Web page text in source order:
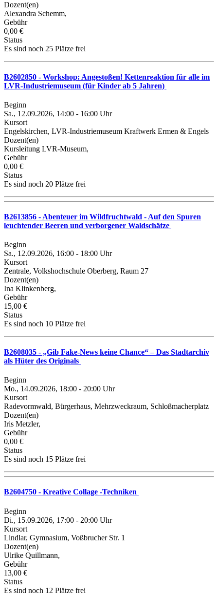
Dozent(en)
Alexandra Schemm,
Gebühr
0,00 €
Status
Es sind noch 25 Plätze frei
B2602850 - Workshop: Angestoßen! Kettenreaktion für alle im
LVR-Industriemuseum (für Kinder ab 5 Jahren)
Beginn
Sa., 12.09.2026, 14:00 - 16:00 Uhr
Kursort
Engelskirchen, LVR-Industriemuseum Kraftwerk Ermen & Engels
Dozent(en)
Kursleitung LVR-Museum,
Gebühr
0,00 €
Status
Es sind noch 20 Plätze frei
B2613856 - Abenteuer im Wildfruchtwald - Auf den Spuren
leuchtender Beeren und verborgener Waldschätze
Beginn
Sa., 12.09.2026, 16:00 - 18:00 Uhr
Kursort
Zentrale, Volkshochschule Oberberg, Raum 27
Dozent(en)
Ina Klinkenberg,
Gebühr
15,00 €
Status
Es sind noch 10 Plätze frei
B2608035 - „Gib Fake-News keine Chance“ – Das Stadtarchiv
als Hüter des Originals
Beginn
Mo., 14.09.2026, 18:00 - 20:00 Uhr
Kursort
Radevormwald, Bürgerhaus, Mehrzweckraum, Schloßmacherplatz
Dozent(en)
Iris Metzler,
Gebühr
0,00 €
Status
Es sind noch 15 Plätze frei
B2604750 - Kreative Collage -Techniken
Beginn
Di., 15.09.2026, 17:00 - 20:00 Uhr
Kursort
Lindlar, Gymnasium, Voßbrucher Str. 1
Dozent(en)
Ulrike Quillmann,
Gebühr
13,00 €
Status
Es sind noch 12 Plätze frei